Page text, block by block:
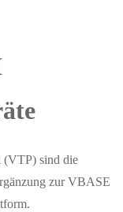
sind die
zur VBASE